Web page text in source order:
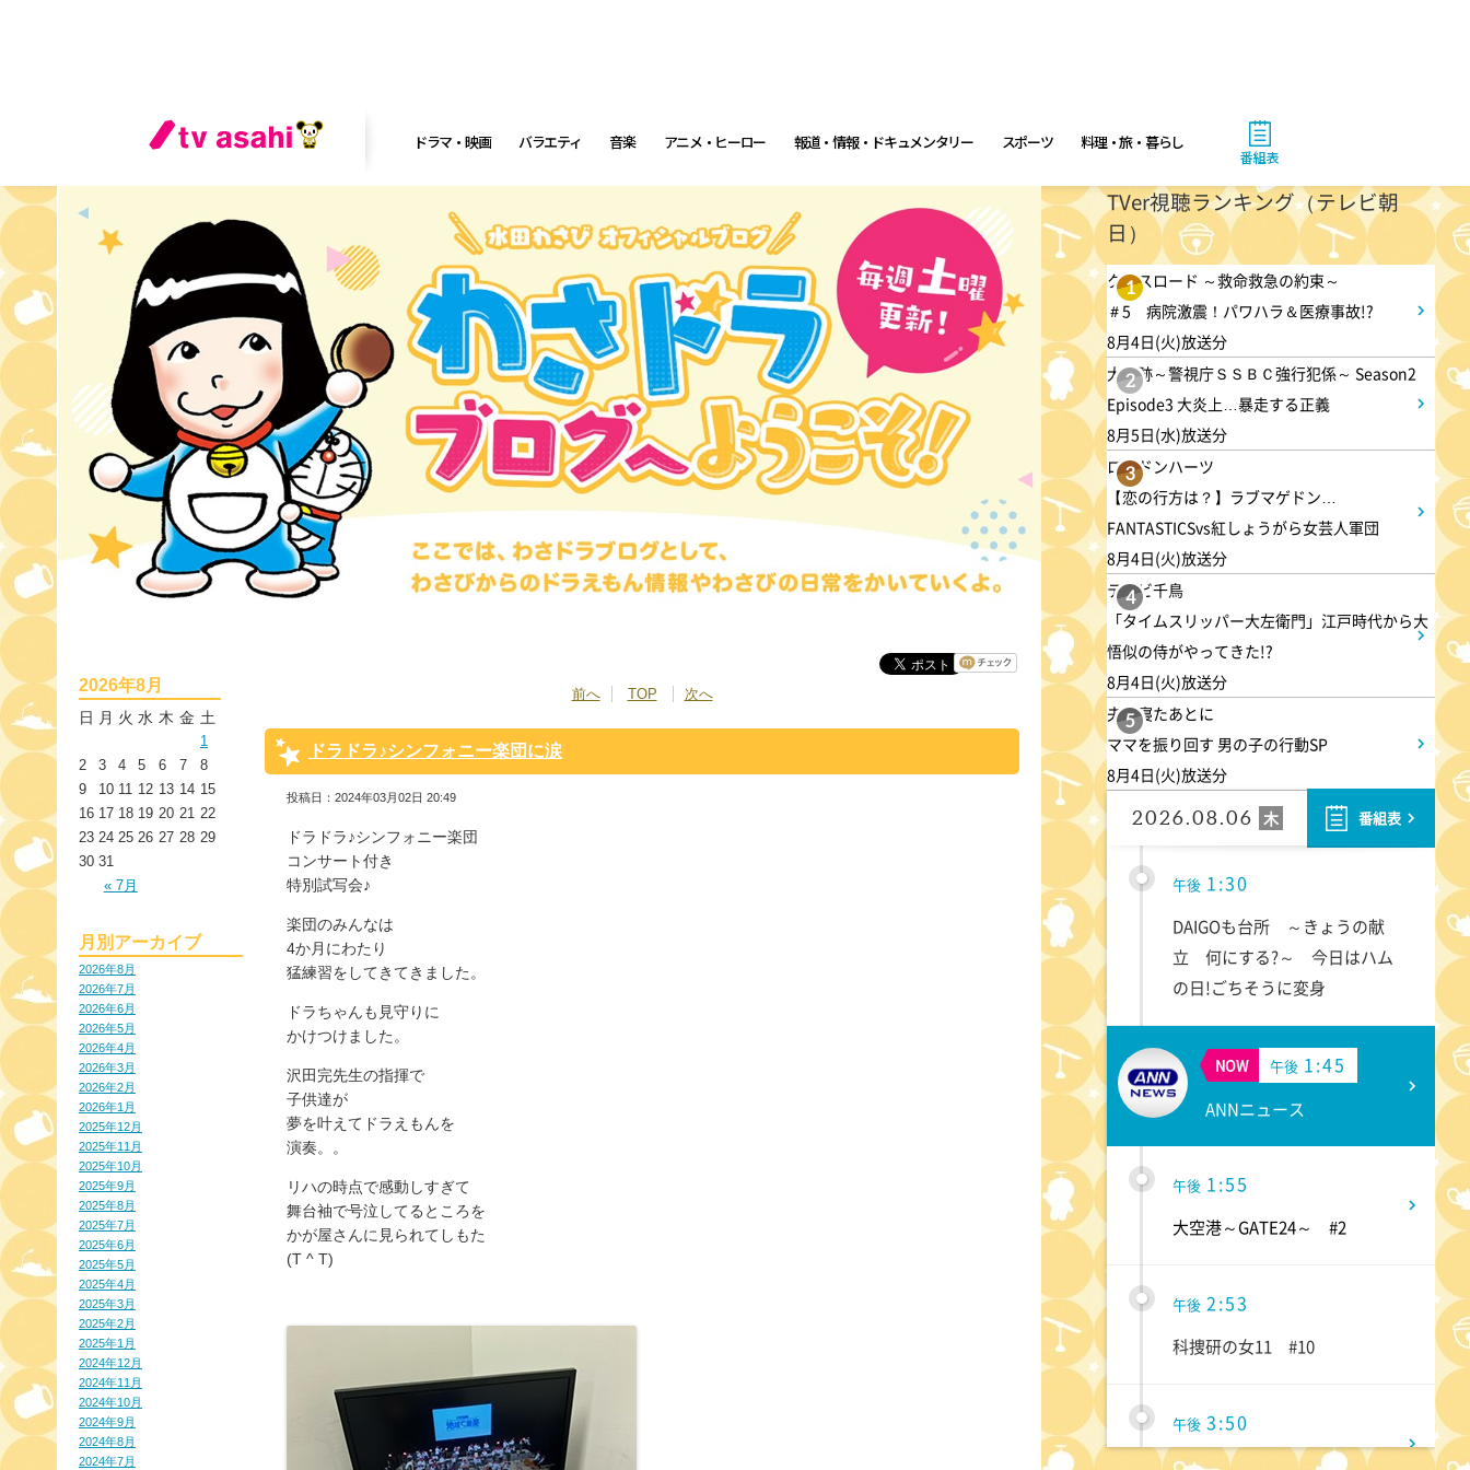
ドラマ・映画 バラエティ 音楽 アニメ・ヒーロー 報道・情報・ドキュメンタリー スポーツ 料理・旅・暮らし
番組表
2026年8月
日 月 火 水 木 金 土
1
2
3 4 5 6 7
8
9
10 11 12 13 14 15
16 17 18 19 20 21 22
23 24 25 26 27 28 29
30 31
« 7月
月別アーカイブ
2026年8月
2026年7月
2026年6月
2026年5月
2026年4月
2026年3月
2026年2月
2026年1月
2025年12月
2025年11月
2025年10月
2025年9月
2025年8月
2025年7月
2025年6月
2025年5月
2025年4月
2025年3月
2025年2月
2025年1月
2024年12月
2024年11月
2024年10月
2024年9月
2024年8月
2024年7月
前へ TOP 次へ
ドラドラ♪シンフォニー楽団に涙
投稿日：2024年03月02日 20:49
ドラドラ♪シンフォニー楽団
コンサート付き
特別試写会♪
楽団のみんなは
4か月にわたり
猛練習をしてきてきました。
ドラちゃんも見守りに
かけつけました。
沢田完先生の指揮で
子供達が
夢を叶えてドラえもんを
演奏。。
リハの時点で感動しすぎて
舞台袖で号泣してるところを
かが屋さんに見られてしもた
(T ^ T)
TVer視聴ランキング（テレビ朝
日）
1
クロスロード ～救命救急の約束～
＃5 病院激震！パワハラ＆医療事故!?
8月4日(火)放送分
2
大追跡～警視庁ＳＳＢＣ強行犯係～ Season2
Episode3 大炎上…暴走する正義
8月5日(水)放送分
3
ロンドンハーツ
【恋の行方は？】ラブマゲドン…
FANTASTICSvs紅しょうがら女芸人軍団
8月4日(火)放送分
4
テレビ千鳥
「タイムスリッパー大左衛門」江戸時代から大
悟似の侍がやってきた!?
8月4日(火)放送分
5
夫が寝たあとに
ママを振り回す 男の子の行動SP
8月4日(火)放送分
2026.08.06 木 番組表
グッド!モーニング
あさ 8:00
羽鳥慎一モーニングショー
午前 9:55
有働由美子の健康案内人! 夏
こそ気をつけたい腰痛!ぎっく
り腰の予防&対策
午前 10:10
じゅん散歩
午前 10:40
大下容子ワイド!スクランブル
午後 1:00
徹子の部屋 高橋文哉
午後 1:30
DAIGOも台所 ～きょうの献
立 何にする?～ 今日はハム
の日!ごちそうに変身
NOW 午後 1:45
ANNニュース
午後 1:55
大空港～GATE24～ #2
午後 2:53
科捜研の女11 #10
午後 3:50